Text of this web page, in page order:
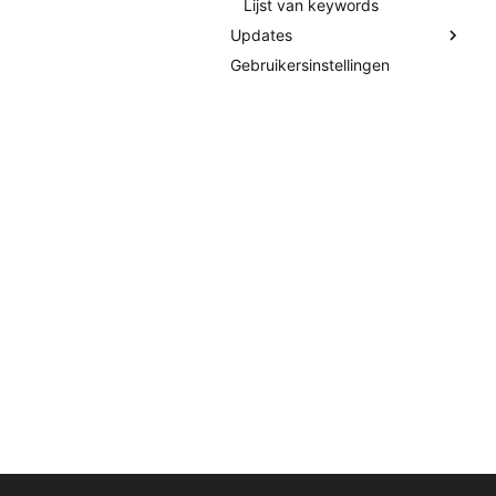
Tellers
Lijst van keywords
Updates
Detailvenster
Gebruikersinstellingen